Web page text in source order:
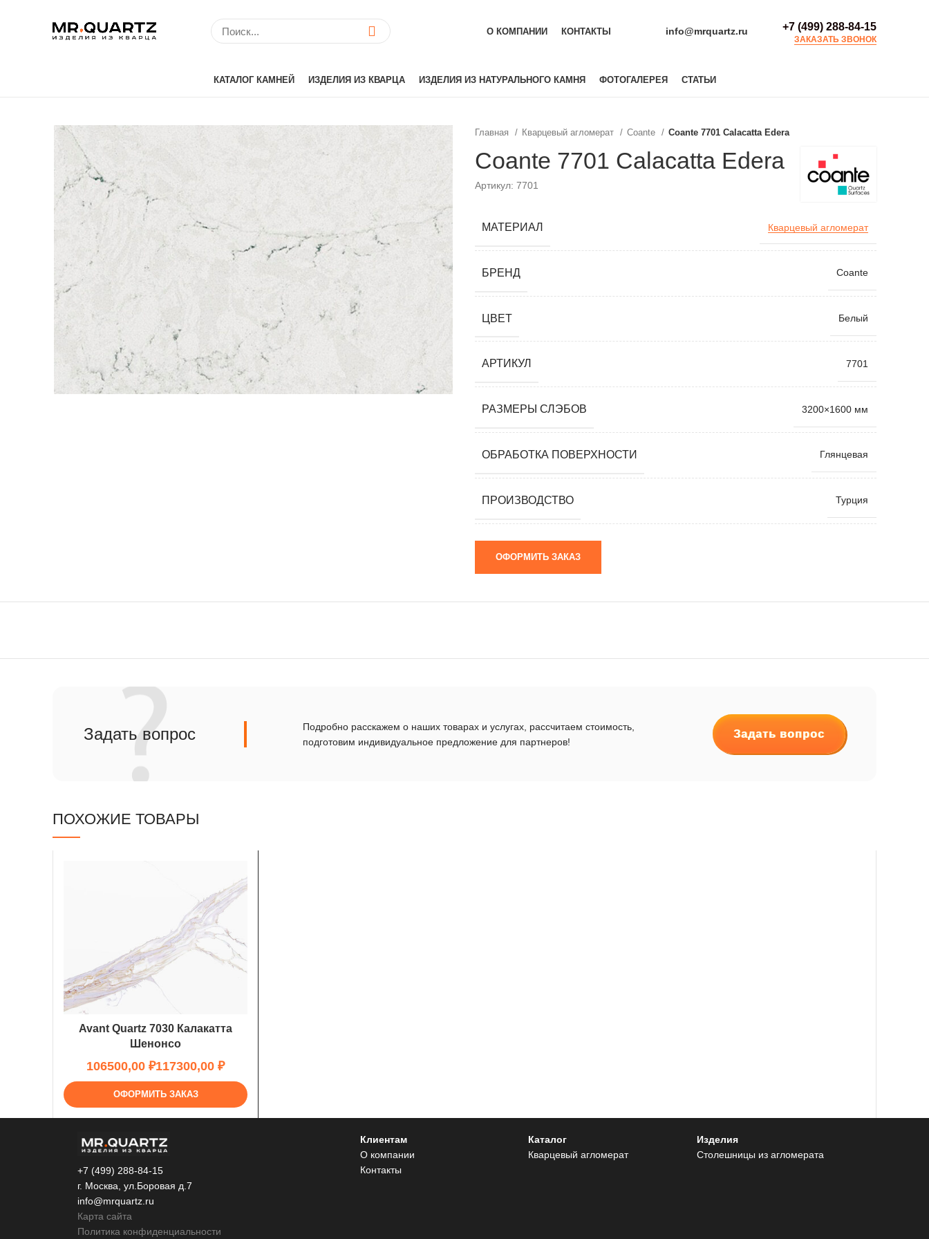
О КОМПАНИИ КОНТАКТЫ info@mrquartz.ru +7 (499) 288-84-15
ЗАКАЗАТЬ ЗВОНОК
КАТАЛОГ КАМНЕЙ
Caesarstone (Израиль)
Cambria (США)
Compac (Португалия)
Crystal (Китай)
Etna Quartz (Китай)
QuartzForms (Германия)
Samsung Radianz (Южная
Корея)
Silestone (Испания)
Smart Quartz (Китай)
Hanex
Grandex
Hi-Macs
ИЗДЕЛИЯ ИЗ КВАРЦА ИЗДЕЛИЯ ИЗ НАТУРАЛЬНОГО КАМНЯ ФОТОГАЛЕРЕЯ СТАТЬИ
Главная Кварцевый агломерат Coante Coante 7701 Calacatta Edera
Coante 7701 Calacatta Edera
Артикул: 7701
МАТЕРИАЛ Кварцевый агломерат
БРЕНД Coante
ЦВЕТ Белый
АРТИКУЛ 7701
РАЗМЕРЫ СЛЭБОВ 3200×1600 мм
ОБРАБОТКА ПОВЕРХНОСТИ Глянцевая
ПРОИЗВОДСТВО Турция
ОФОРМИТЬ ЗАКАЗ
Задать вопрос
Подробно расскажем о наших товарах и услугах, рассчитаем стоимость,
подготовим индивидуальное предложение для партнеров!
Задать вопрос
ПОХОЖИЕ ТОВАРЫ
Avant Quartz 7030 Калакатта
Шенонсо
₽ ₽
ОФОРМИТЬ ЗАКАЗ
+7 (499) 288-84-15
г. Москва, ул.Боровая д.7
info@mrquartz.ru
Карта сайта
Политика конфиденциальности
Клиентам
О компании
Контакты
Каталог
Кварцевый агломерат
Изделия
Столешницы из агломерата